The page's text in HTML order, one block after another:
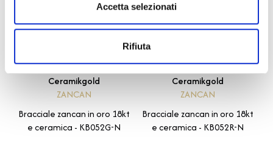
Accetta selezionati
Rifiuta
Ceramikgold
ZANCAN
Bracciale zancan in oro 18kt
e ceramica - KB052G-N
Ceramikgold
ZANCAN
Bracciale zancan in oro 18kt
e ceramica - KB052R-N